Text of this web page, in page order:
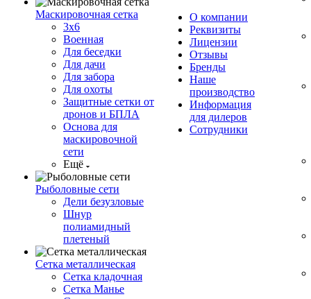
Маскировочная сетка
3х6
Военная
Для беседки
Для дачи
Для забора
Для охоты
Защитные сетки от
дронов и БПЛА
Основа для
маскировочной
сети
Ещё
Рыболовные сети
Дели безузловые
Шнур
полиамидный
плетеный
Сетка металлическая
Сетка кладочная
Сетка Манье
О компании
Реквизиты
Лицензии
Отзывы
Бренды
Наше
производство
Информация
для дилеров
Сотрудники